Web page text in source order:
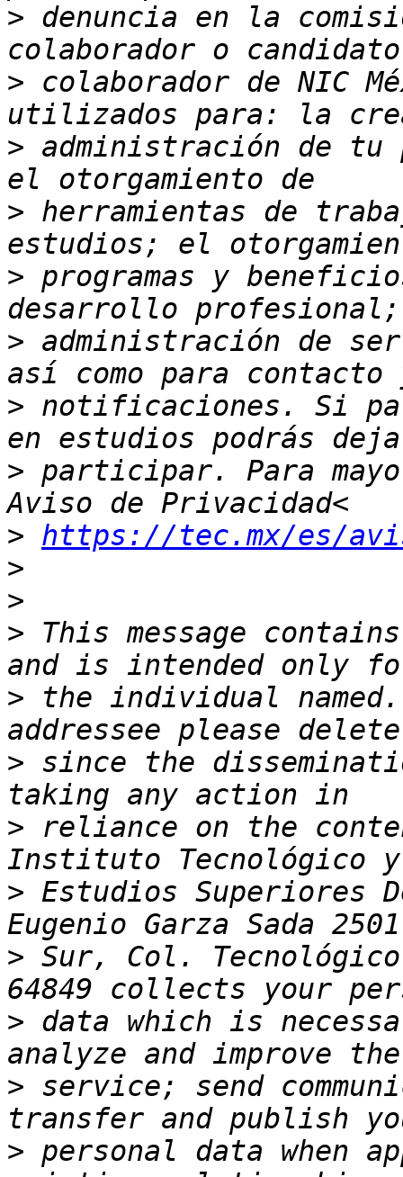
> denuncia en la
> colaborador de NIC
> administración de
> herramientas de
> programas y
> administración de
> notificaciones. Si
> participar. Para
> https://tec.mx/es/
>
>
> This message
> the individual
> since the
> reliance on the
> Estudios Superiores
> Sur, Col.
> data which is
> service; send
> personal data